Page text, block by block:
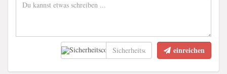
einreichen